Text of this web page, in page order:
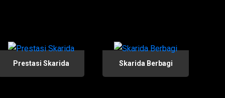
Prestasi Skarida Skarida Berbagi